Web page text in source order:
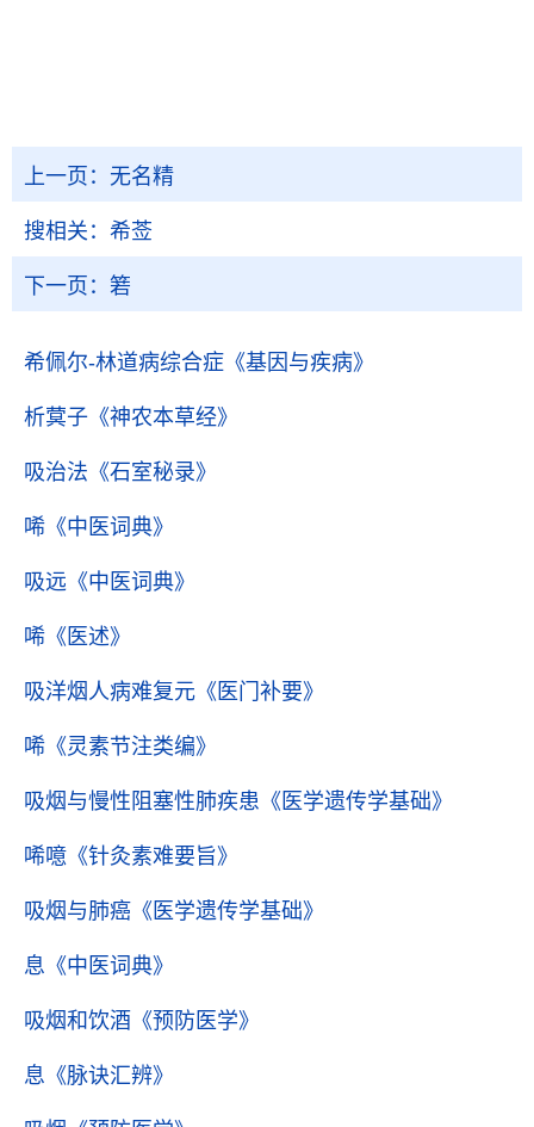
上一页： 无名精
搜相关： 希莶
下一页： 箬
希佩尔-林道病综合症 《基因与疾病》
析蓂子 《神农本草经》
吸治法 《石室秘录》
唏 《中医词典》
吸远 《中医词典》
唏 《医述》
吸洋烟人病难复元 《医门补要》
唏 《灵素节注类编》
吸烟与慢性阻塞性肺疾患 《医学遗传学基础》
唏噫 《针灸素难要旨》
吸烟与肺癌 《医学遗传学基础》
息 《中医词典》
吸烟和饮酒 《预防医学》
息 《脉诀汇辨》